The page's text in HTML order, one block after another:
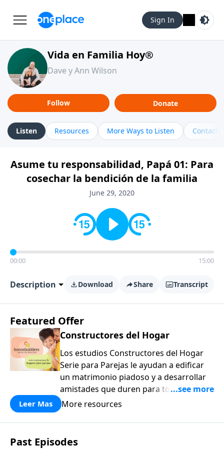
Sign In
Vida en Familia Hoy®
Dave y Ann Wilson
Follow Donate
Listen Resources More Ways to Listen Contact
Asume tu responsabilidad, Papá 01: Para
cosechar la bendición de la familia
June 29, 2020
00:00 15:00
Description Download Share Transcript
Featured Offer
Constructores del Hogar
Los estudios Constructores del Hogar
Serie para Parejas le ayudan a edificar
un matrimonio piadoso y a desarrollar
amistades que duren para toda la vida.
¡Únase a uno de los estudios de grupos
a casa los principios de la Palabra de
Dios para compartirlos con su familia,
su iglesia y su comunidad!
Leer Mas More resources
Past Episodes